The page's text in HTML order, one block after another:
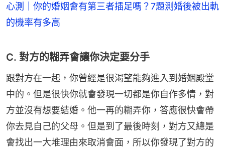
心測｜你的婚姻會有第三者插足嗎？7題測婚後被出軌
的機率有多高
C. 對方的糊弄會讓你決定要分手
跟對方在一起，你曾經是很渴望能夠進入到婚姻殿堂
中的。但是很快你就會發現一切都是你自作多情，對
方並沒有想要結婚。他一再的糊弄你，答應很快會帶
你去見自己的父母。但是到了最後時刻，對方又總是
會找出一大堆理由來取消會面，所以你發現了對方的